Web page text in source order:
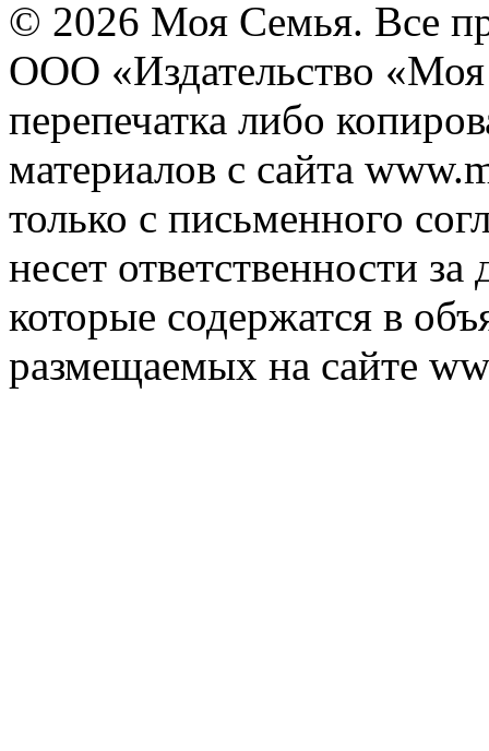
© 2026 Моя Семья. Все
ООО «Издательство
перепечатка либо
материалов с сайта
только с письменного
несет ответственности
которые содержатся в
размещаемых на сайте